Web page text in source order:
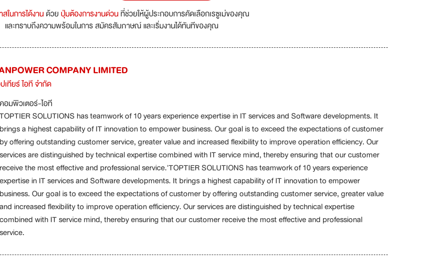
ในการได้งานด้วยปุ่มต้องการงานด่วนที่ช่วยให้ผู้ประกอบการคัดเลือกเรซูเม่ของคุณ
และทราบถึงความพร้อมในการ สมัครสัมภาษณ์ และเริ่มงานได้ทันทีของคุณ
COMPANY LIMITED
ทียร์ ไอที จำกัด
คอมพิวเตอร์-ไอที
TOPTIER SOLUTIONS has teamwork of 10 years experience expertise in IT services and Software developments. It
brings a highest capability of IT innovation to empower business. Our goal is to exceed the expectations of customer
by offering outstanding customer service, greater value and increased flexibility to improve operation efficiency. Our
services are distinguished by technical expertise combined with IT service mind, thereby ensuring that our customer
receive the most effective and professional service.'TOPTIER SOLUTIONS has teamwork of 10 years experience
expertise in IT services and Software developments. It brings a highest capability of IT innovation to empower
business. Our goal is to exceed the expectations of customer by offering outstanding customer service, greater value
and increased flexibility to improve operation efficiency. Our services are distinguished by technical expertise
combined with IT service mind, thereby ensuring that our customer receive the most effective and professional
service.